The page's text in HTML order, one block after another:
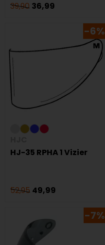
39,90 36,99
-6%
HJ-35 RPHA 1 Vizier
52,95 49,99
-7%